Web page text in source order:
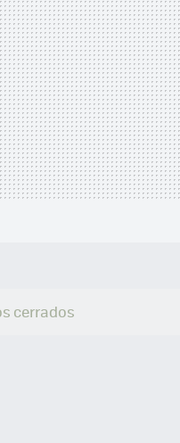
cerrados